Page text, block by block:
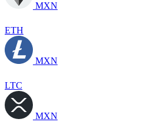
MXN
ETH
MXN
LTC
MXN